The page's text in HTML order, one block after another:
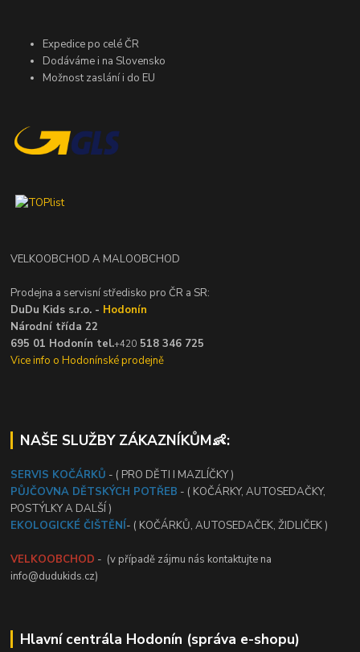
Expedice po celé ČR
Dodáváme i na Slovensko
Možnost zaslání i do EU
VELKOOBCHOD A MALOOBCHOD
Prodejna a servisní středisko pro ČR a SR:
DuDu Kids s.r.o. - Hodonín
Národní třída 22
695 01 Hodonín tel.+420 518 346 725
Vice info o Hodonínské prodejně
NAŠE SLUŽBY ZÁKAZNÍKŮM👶:
SERVIS KOČÁRKŮ - ( PRO DĚTI I MAZLÍČKY )
PŮJČOVNA DĚTSKÝCH POTŘEB - ( KOČÁRKY, AUTOSEDAČKY,
POSTÝLKY A DALŠÍ )
EKOLOGICKÉ ČIŠTĚNÍ- ( KOČÁRKŮ, AUTOSEDAČEK, ŽIDLIČEK )
VELKOOBCHOD - (v případě zájmu nás kontaktujte na
info@dudukids.cz)
Hlavní centrála Hodonín (správa e-shopu)